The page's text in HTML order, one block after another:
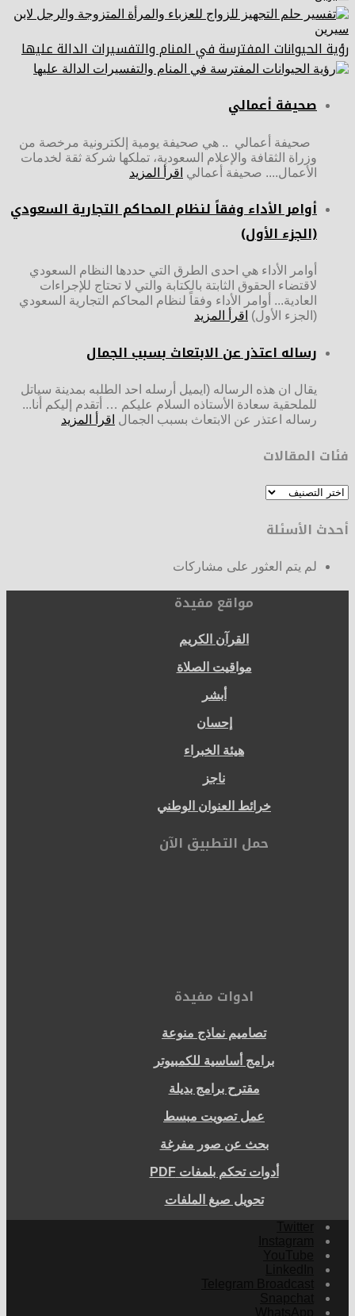
رؤية الحيوانات المفترسة في المنام والتفسيرات الدالة عليها
صحيفة أعمالي
صحيفة أعمالي .. هي صحيفة يومية إلكترونية مرخصة من
وزراة الثقافة والإعلام السعودية، تملكها شركة ثقة لخدمات
الأعمال.... صحيفة أعمالي اقرأ المزيد
أوامر الأداء وفقاً لنظام المحاكم التجارية السعودي
(الجزء الأول)
أوامر الأداء هي احدى الطرق التي حددها النظام السعودي
لاقتضاء الحقوق الثابتة بالكتابة والتي لا تحتاج للإجراءات
العادية... أوامر الأداء وفقاً لنظام المحاكم التجارية السعودي
(الجزء الأول) اقرأ المزيد
رساله اعتذر عن الابتعاث بسبب الجمال
يقال ان هذه الرساله (ايميل أرسله احد الطلبه بمدينة سياتل
للملحقية سعادة الأستاذه السلام عليكم … أتقدم إليكم أنا...
رساله اعتذر عن الابتعاث بسبب الجمال اقرأ المزيد
فئات المقالات
فئات
أحدث الأسئلة
لم يتم العثور على مشاركات
مواقع مفيدة
القرآن الكريم
مواقيت الصلاة
أبشر
إحسان
هيئة الخبراء
ناجز
خرائط العنوان الوطني
حمل التطبيق الآن
ادوات مفيدة
تصاميم نماذج منوعة
برامج أساسية للكمبيوتر
مقترح برامج بديلة
عمل تصويت مبسط
بحث عن صور مفرغة
أدوات تحكم بلمفات PDF
تحويل صيغ الملفات